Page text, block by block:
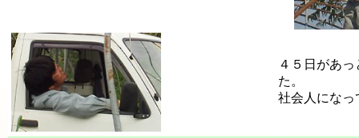
４５日があ
た。
社会人になっ